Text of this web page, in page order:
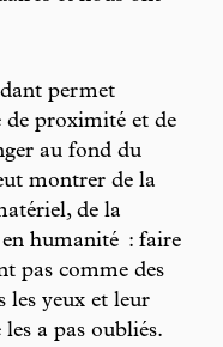
permet
de proximité et de
au fond du
montrer de la
de la
humanité : faire
pas comme des
les yeux et leur
a pas oubliés.